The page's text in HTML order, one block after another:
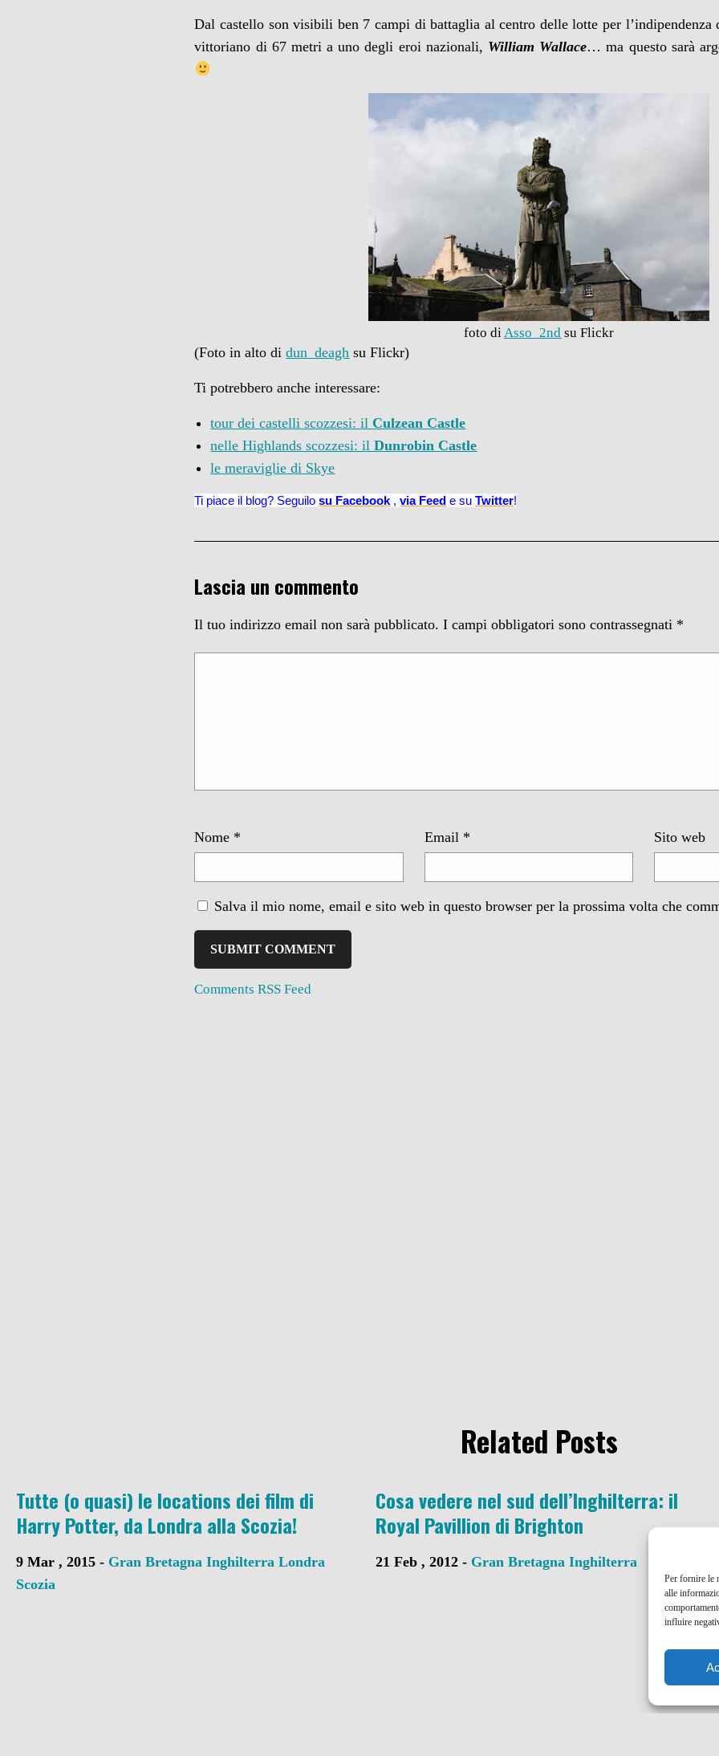
Per fornire le
alle
influire
Dal castello son visibili ben 7 campi di battaglia al centro delle lotte per l’indipendenza
vittoriano di 67 metri a uno degli eroi nazionali, William Wallace… ma questo sarà
foto diAsso_2nd su Flickr
(Foto in alto didun_deagh su Flickr)
Ti potrebbero anche interessare:
tour dei castelli scozzesi: il Culzean Castle
nelle Highlands scozzesi: ilDunrobin Castle
le meraviglie di Skye
Ti piace il blog? Seguilosu Facebook ,via Feed e suTwitter!
Lascia un commento
Il tuo indirizzo email non sarà pubblicato. I campi obbligatori sono contrassegnati *
Nome * Email * Sito web
Salva il mio nome, email e sito web in questo browser per la prossima volta che
Comments RSS Feed
Related Posts
Tutte (o quasi) le locations dei film di
Harry Potter, da Londra alla Scozia!
9 Mar , 2015 - Gran Bretagna Inghilterra Londra
Scozia
Cosa vedere nel sud dell’Inghilterra: il
Royal Pavillion di Brighton
21 Feb , 2012 - Gran Bretagna Inghilterra